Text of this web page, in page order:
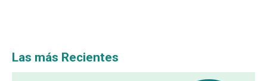
Las más Recientes